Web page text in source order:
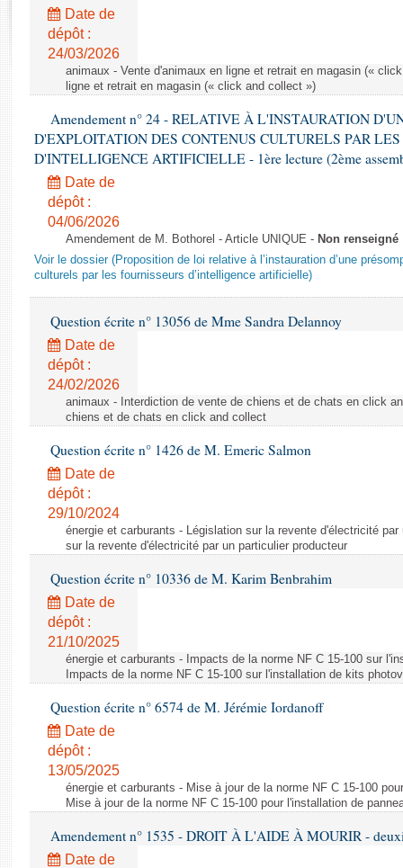
Rapports législatifs
Rapports sur l'application des lois
Baromètre de l’application des lois
Dossiers législatifs
Budget et sécurité sociale
Questions écrites et orales
Comptes rendus des débats
Date de
dépôt :
24/03/2026
animaux - Vente d'animaux en ligne et retrait en magasin («
ligne et retrait en magasin (« click and collect »)
Amendement n° 24 - RELATIVE À L'INSTAURATION
D'EXPLOITATION DES CONTENUS CULTURELS PAR LES
D'INTELLIGENCE ARTIFICIELLE - 1ère lecture (2ème
Date de
dépôt :
04/06/2026
Amendement de M. Bothorel - Article UNIQUE - Non renseigné
Voir le dossier (Proposition de loi relative à l’instauration d’une
culturels par les fournisseurs d’intelligence artificielle)
Question écrite n° 13056 de Mme Sandra Delannoy
Date de
dépôt :
24/02/2026
animaux - Interdiction de vente de chiens et de chats en click
chiens et de chats en click and collect
Question écrite n° 1426 de M. Emeric Salmon
Date de
dépôt :
29/10/2024
énergie et carburants - Législation sur la revente d'électricité
sur la revente d'électricité par un particulier producteur
Question écrite n° 10336 de M. Karim Benbrahim
Date de
dépôt :
21/10/2025
énergie et carburants - Impacts de la norme NF C 15-100 sur
Impacts de la norme NF C 15-100 sur l'installation de kits
Question écrite n° 6574 de M. Jérémie Iordanoff
Date de
dépôt :
13/05/2025
énergie et carburants - Mise à jour de la norme NF C 15-100
Mise à jour de la norme NF C 15-100 pour l'installation de
Amendement n° 1535 - DROIT À L'AIDE À MOURIR -
Date de